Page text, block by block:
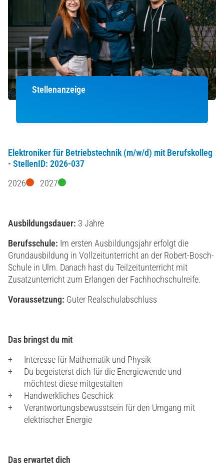
Stellenanzeige
Elektroniker für Betriebstechnik (m/w/d) mit Berufskolleg
- StellenID: 2026-037
2026
2027
Ausbildungsdauer: 3 Jahre
Berufsschule: Im ersten Ausbildungsjahr erfolgt die
Grundausbildung in Vollzeitunterricht an der Robert-Bosch-
Schule in Ulm. Danach hast du Teilzeitunterricht mit
Zusatzunterricht zum Erlangen der Fachhochschulreife.
Voraussetzung: Guter Realschulabschluss
Das bringst du mit
Interesse für Mathematik und Physik
Du begeisterst dich für die Energiewende und
möchtest diese mitgestalten
Handwerkliches Geschick
Verantwortungsbewusstsein für den Umgang mit
elektrischer Energie
Das erwartet dich